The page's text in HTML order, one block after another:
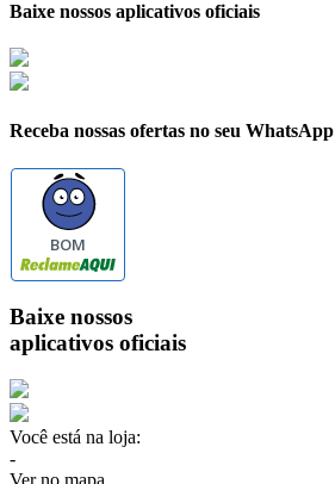
Baixe nossos aplicativos oficiais
Receba nossas ofertas no seu WhatsApp
BOM
Baixe nossos
aplicativos oficiais
Você está na loja:
-
Ver no mapa